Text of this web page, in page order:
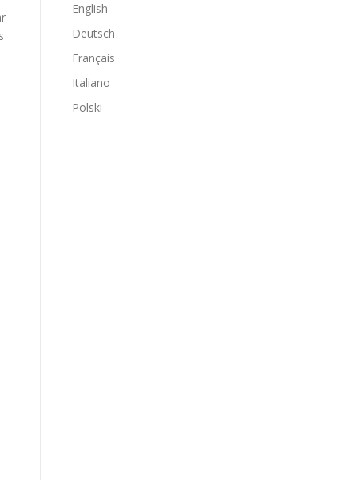
English
Deutsch
Français
Italiano
Polski